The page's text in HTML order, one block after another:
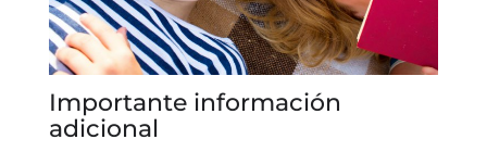
Importante información
adicional